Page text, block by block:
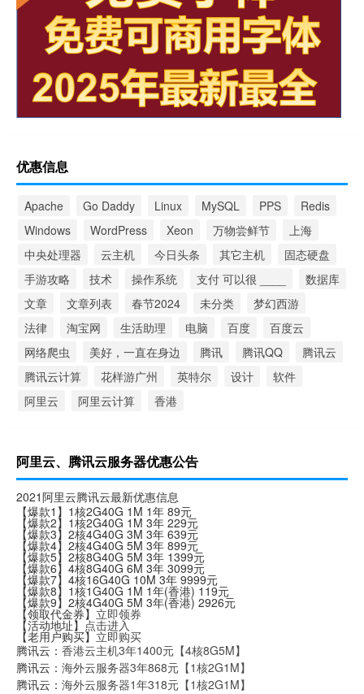
优惠信息
Apache Go Daddy Linux MySQL PPS
Redis
Windows
WordPress Xeon 万物尝鲜节
上海
中央处理器
云主机 今日头条 其它主机
固态硬盘
手游攻略
技术 操作系统 支付 可以很 ____
数据库
文章
文章列表 春节2024 未分类
梦幻西游
法律
淘宝网 生活助理 电脑 百度
百度云
网络爬虫
美好，一直在身边 腾讯 腾讯QQ
腾讯云
腾讯云计算
花样游广州 英特尔 设计
软件
阿里云
阿里云计算 香港
阿里云、腾讯云服务器优惠公告
2021阿里云腾讯云最新优惠信息
【爆款1】1核2G40G 1M 1年 89元
【爆款2】1核2G40G 1M 3年 229元
【爆款3】2核4G40G 3M 3年 639元
【爆款4】2核4G40G 5M 3年 899元
【爆款5】2核8G40G 5M 3年 1399元
【爆款6】4核8G40G 6M 3年 3099元
【爆款7】4核16G40G 10M 3年 9999元
【爆款8】1核1G40G 1M 1年(香港) 119元
【爆款9】2核4G40G 5M 3年(香港) 2926元
【领取代金券】 立即领券
【活动地址】 点击进入
【老用户购买】立即购买
腾讯云： 香港云主机3年1400元【4核8G5M】
腾讯云： 海外云服务器3年868元【1核2G1M】
腾讯云： 海外云服务器1年318元【1核2G1M】